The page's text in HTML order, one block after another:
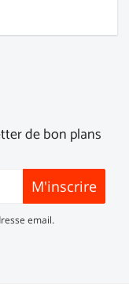
de bon plans
M'inscrire
email.